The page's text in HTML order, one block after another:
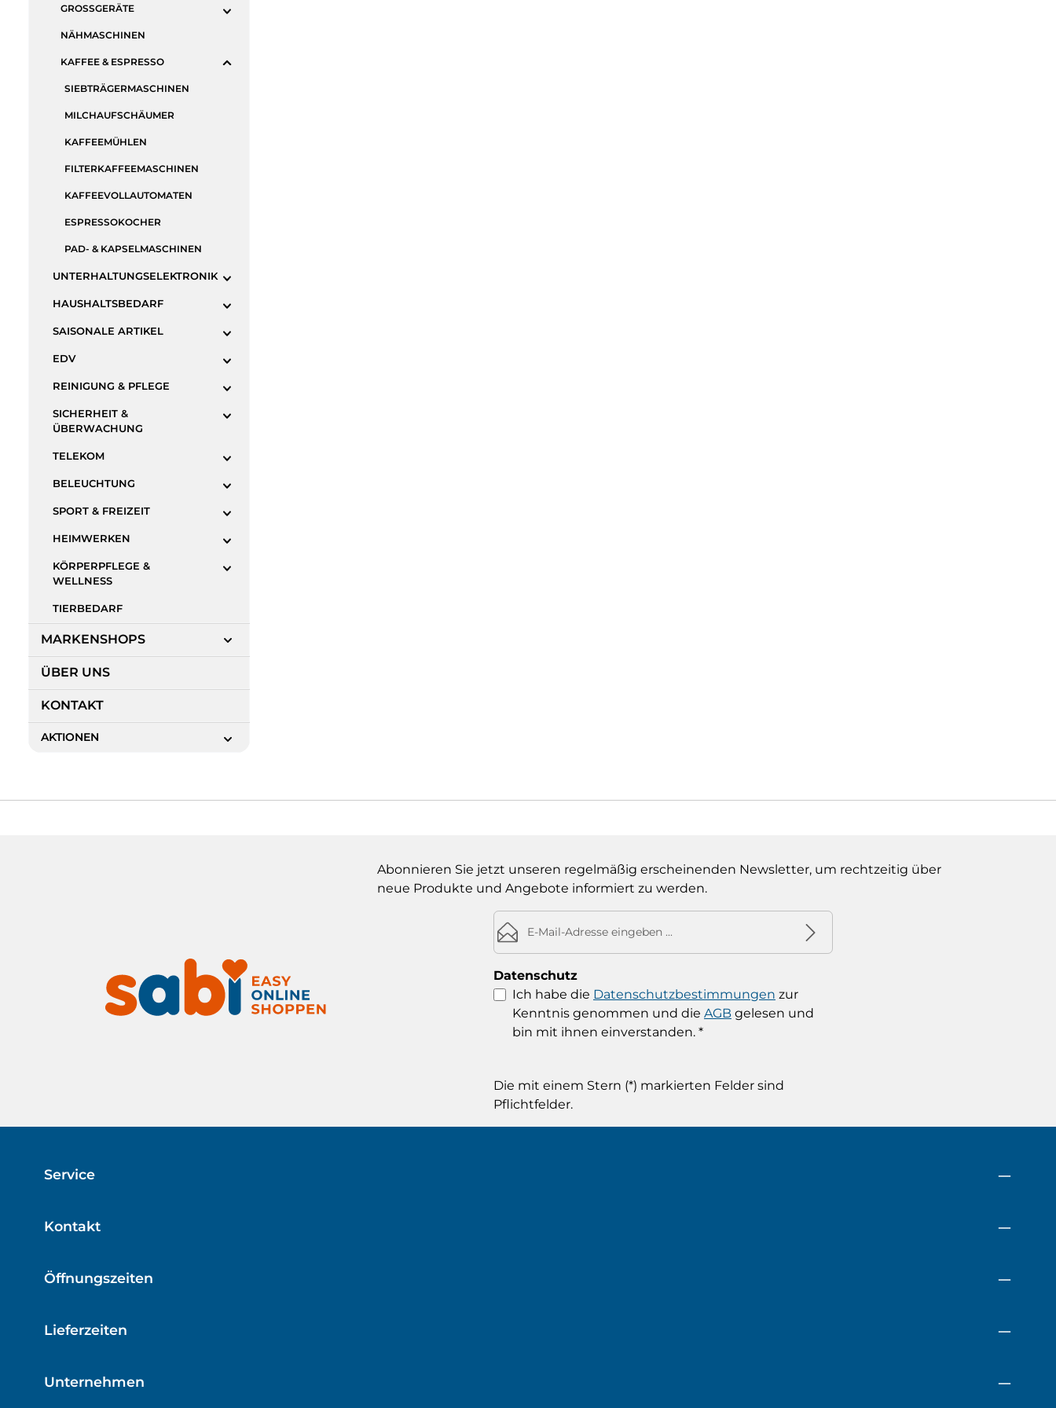
GROSSGERÄTE
NÄHMASCHINEN
KAFFEE & ESPRESSO
SIEBTRÄGERMASCHINEN
MILCHAUFSCHÄUMER
KAFFEEMÜHLEN
FILTERKAFFEEMASCHINEN
KAFFEEVOLLAUTOMATEN
ESPRESSOKOCHER
PAD- & KAPSELMASCHINEN
UNTERHALTUNGSELEKTRONIK
HAUSHALTSBEDARF
SAISONALE ARTIKEL
EDV
REINIGUNG & PFLEGE
SICHERHEIT &
ÜBERWACHUNG
TELEKOM
BELEUCHTUNG
SPORT & FREIZEIT
HEIMWERKEN
KÖRPERPFLEGE &
WELLNESS
TIERBEDARF
MARKENSHOPS
ÜBER UNS
KONTAKT
AKTIONEN
Abonnieren Sie jetzt unseren regelmäßig erscheinenden Newsletter, um rechtzeitig über
neue Produkte und Angebote informiert zu werden.
E-Mail-Adresse*
Datenschutz
Ich habe die Datenschutzbestimmungen zur
Kenntnis genommen und die AGBgelesen und
bin mit ihnen einverstanden. *
Die mit einem Stern (*) markierten Felder sind
Pflichtfelder.
Kontakt
Öffnungszeiten
Service
Unternehmen
Lieferzeiten